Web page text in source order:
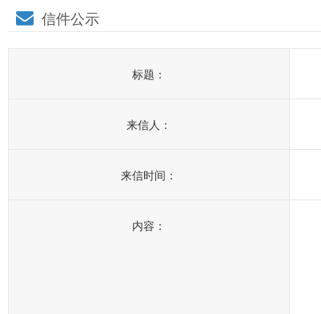
信件公示
标题：
来信人：
来信时间：
内容：